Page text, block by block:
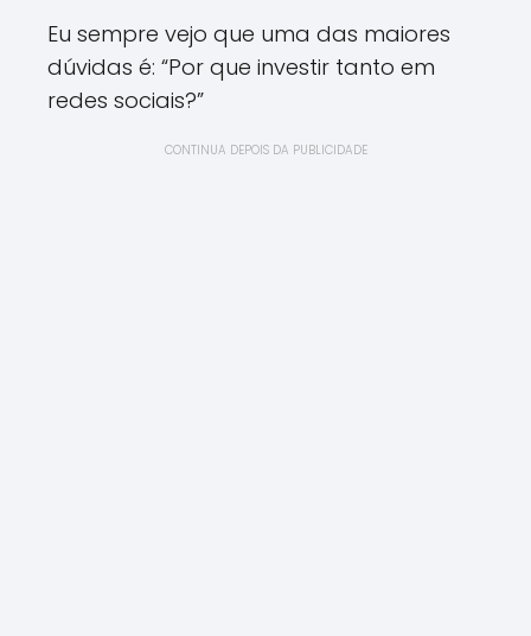
Eu sempre vejo que uma das maiores
dúvidas é: “Por que investir tanto em
redes sociais?”
CONTINUA DEPOIS DA PUBLICIDADE